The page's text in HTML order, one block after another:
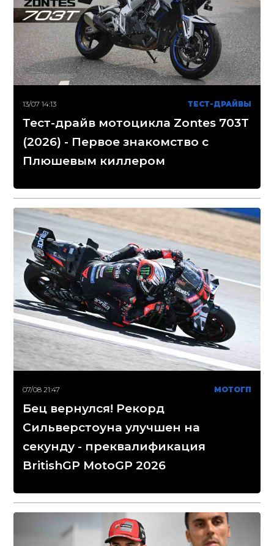
13/07 14:13 ТЕСТ-ДРАЙВЫ
Тест-драйв мотоцикла Zontes 703T
(2026) - Первое знакомство с
Плюшевым киллером
07/08 21:47 МОТОГП
Бец вернулся! Рекорд
Сильверстоуна улучшен на
секунду - преквалификация
BritishGP MotoGP 2026